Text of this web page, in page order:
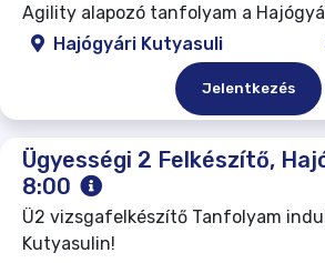
Agility alapozó tanfolyam a
Hajógyári Kutyasuli
Jelentkezés
Ügyességi 2 Felkészítő,
8:00
Ü2 vizsgafelkészítő Tanfolyam
Kutyasulin!